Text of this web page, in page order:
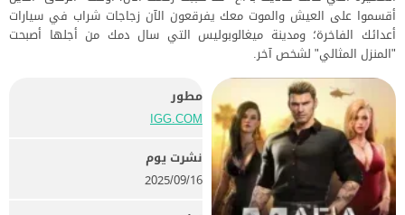
أقسموا على العيش والموت معك يفرقعون الآن زجاجات شراب في سيارات
أعدائك الفاخرة؛ ومدينة ميغالوبوليس التي سال دمك من أجلها أصبحت
"المنزل المثالي" لشخص آخر.
مطور
IGG.COM‏
نشرت يوم
16‏/09‏/2025